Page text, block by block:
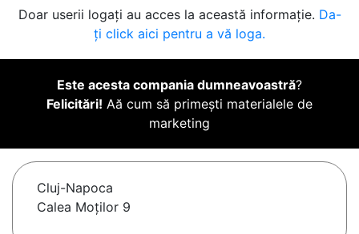
Doar userii logați au acces la această informație. Da-
ți click aici pentru a vă loga.
Este acesta compania dumneavoastră?
Felicitări! Aă cum să primești materialele de
marketing
Cluj-Napoca
Calea Moților 9